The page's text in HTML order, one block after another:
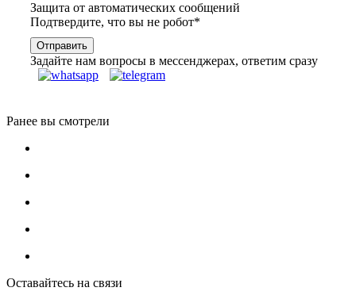
Защита от автоматических сообщений
Подтвердите, что вы не робот*
Задайте нам вопросы в мессенджерах, ответим сразу
Ранее вы смотрели
Оставайтесь на связи